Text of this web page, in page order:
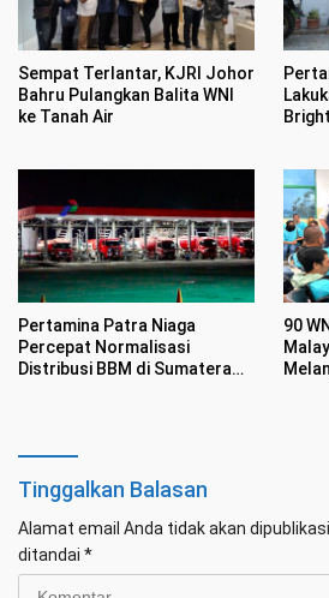
Sempat Terlantar, KJRI Johor
Bahru Pulangkan Balita WNI
ke Tanah Air
Pertamina Patra Niaga
Percepat Normalisasi
Distribusi BBM di Sumatera
90
Tinggalkan Balasan
Alamat email Anda tidak akan
ditandai *